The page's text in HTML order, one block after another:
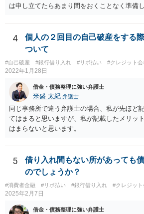
は申し立てたらあまり間をおくことなく準備
4
個人の２回目の自己破産をする
ついて
#自己破産 #銀行借り入れ #リボ払い #クレジット会
2022年1月28日
借金・債務整理に強い弁護士
米盛 太紀 弁護士
同じ事務所で違う弁護士の場合、私が先ほど
てはまると思いますが、私が記載したメリッ
はまらないと思います。
5
借り入れ間もない所があっても
のでしょうか？
#消費者金融 #リボ払い #銀行借り入れ #クレジット
2025年2月7日
借金・債務整理に強い弁護士